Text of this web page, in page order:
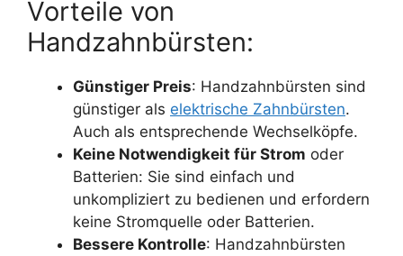
Vorteile von
Handzahnbürsten:
Günstiger Preis: Handzahnbürsten sind
günstiger als elektrische Zahnbürsten.
Auch als entsprechende Wechselköpfe.
Keine Notwendigkeit für Strom oder
Batterien: Sie sind einfach und
unkompliziert zu bedienen und erfordern
keine Stromquelle oder Batterien.
Bessere Kontrolle: Handzahnbürsten